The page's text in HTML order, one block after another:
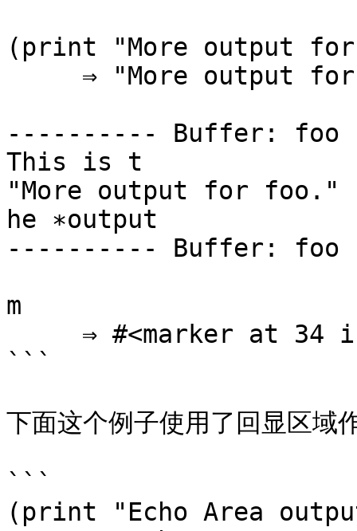
(print "More output
---------- Buffer:
This is t
"More output for foo."
he ∗output
---------- Buffer:
m
```
下面这个例子使用了回显区域
```
(print "Echo Area